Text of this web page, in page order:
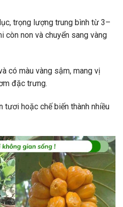
trọng lượng trung bình từ 3–
còn non và chuyển sang vàng
có màu vàng sậm, mang vị
đặc trưng.
hoặc chế biến thành nhiều